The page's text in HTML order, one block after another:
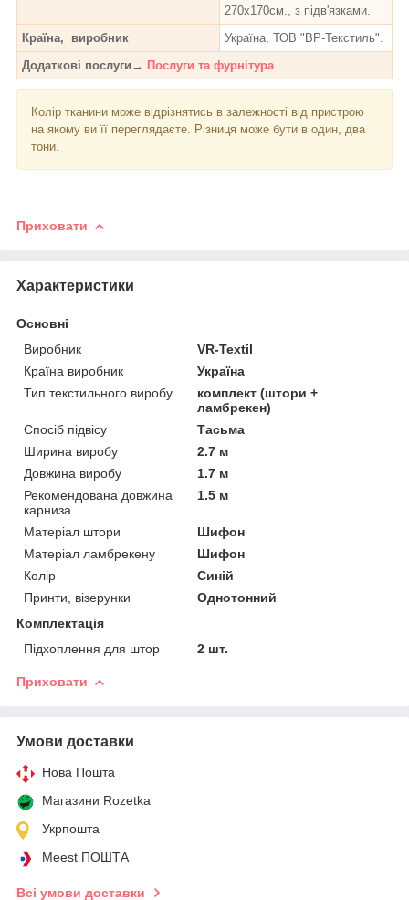
270х170см., з підв'язками.
Країна, виробник
Україна, ТОВ "ВР-Текстиль".
Додаткові послуги→ Послуги та фурнітура
Колір тканини може відрізнятись в залежності від пристрою
на якому ви її переглядаєте. Різниця може бути в один, два
тони.
Приховати
Характеристики
Основні
Виробник
VR-Textil
Країна виробник
Україна
Тип текстильного виробу
комплект (штори +
ламбрекен)
Спосіб підвісу
Тасьма
Ширина виробу
2.7 м
Довжина виробу
1.7 м
Рекомендована довжина
карниза
1.5 м
Матеріал штори
Шифон
Матеріал ламбрекену
Шифон
Колір
Синій
Принти, візерунки
Однотонний
Комплектація
Підхоплення для штор
2 шт.
Приховати
Умови доставки
Нова Пошта
Магазини Rozetka
Укрпошта
Meest ПОШТА
Всі умови доставки